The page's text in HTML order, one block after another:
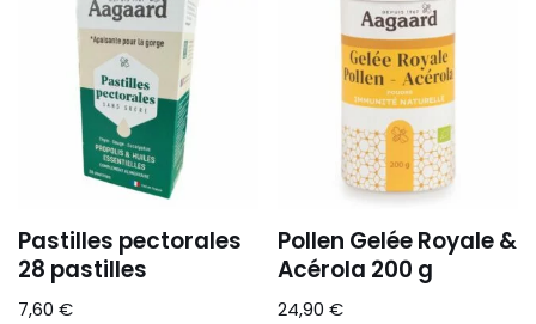
Pastilles pectorales
28 pastilles
7,60 €
Pollen Gelée Royale &
Acérola 200 g
24,90€